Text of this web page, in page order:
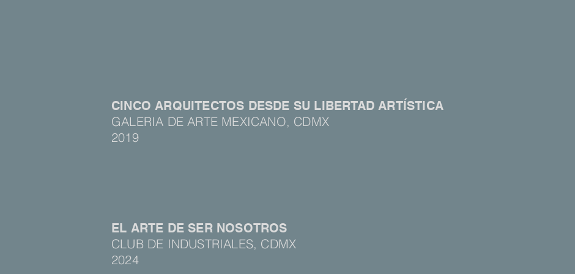
CINCO ARQUITECTOS DESDE SU LIBERTAD ARTÍSTICA
GALERIA DE ARTE MEXICANO, CDMX
2019
EL ARTE DE SER NOSOTROS
CLUB DE INDUSTRIALES, CDMX
2024